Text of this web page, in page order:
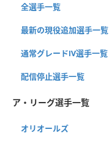
全選手一覧
最新の現役追加選手一覧
通常グレードⅣ選手一覧
配信停止選手一覧
ア・リーグ選手一覧
オリオールズ